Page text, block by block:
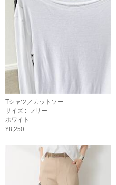
Tシャツ／カットソー
サイズ : フリー
ホワイト
¥8,250